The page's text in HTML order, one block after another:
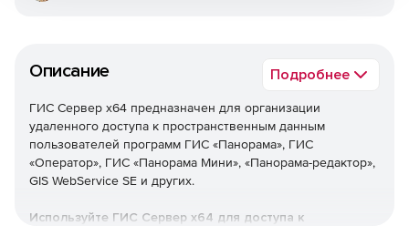
Описание Подробнее
ГИС Сервер x64 предназначен для организации
удаленного доступа к пространственным данным
пользователей программ ГИС «Панорама»‎, ГИС
«Оператор»‎, ГИС «Панорама Мини»‎, «Панорама-редактор»‎,
GIS WebService SE и других.
Используйте ГИС Сервер x64 для доступа к